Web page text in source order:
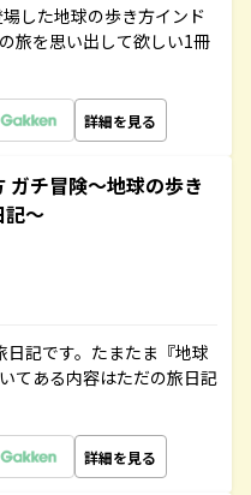
した地球の歩き方インド
旅を思い出して欲しい1冊
詳細を見る
ガチ冒険～地球の歩き
記～
記です。たまたま『地球
てある内容はただの旅日記
詳細を見る